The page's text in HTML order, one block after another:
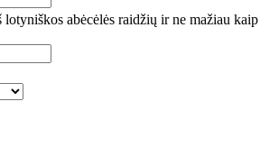
abėcėlės raidžių ir ne mažiau kaip